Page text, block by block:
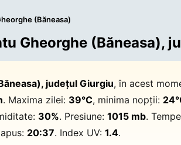
(Băneasa)
Gheorghe (Băneasa),
județul Giurgiu, în acest
. Maxima zilei: 39°C, minima nopții:
30%. Presiune:1015 mb.
20:37. Index UV:1.4.